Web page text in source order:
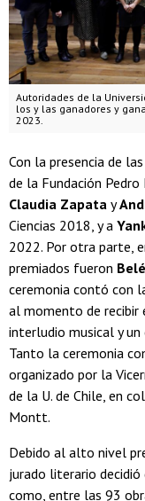
Autoridades de la
los y las ganadores y
2023.
Con la presencia de
de la Fundación
Claudia Zapata y
Ciencias 2018, y a
2022. Por otra parte,
premiados fueron
ceremonia contó con
al momento de recibir
interludio musical y
Tanto la ceremonia
organizado por la
de la U. de Chile, en
Montt.
Debido al alto nivel
jurado literario decidió
como, entre las 93